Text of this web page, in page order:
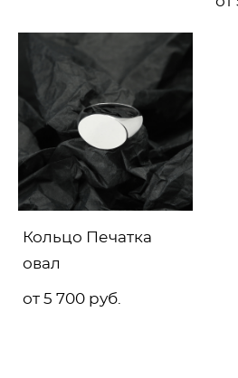
Кольцо Печатка
овал
от 5 700 pуб.